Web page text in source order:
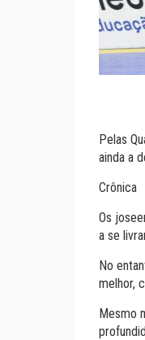
Pelas
ainda a
Crônica
Os
a se
No
melhor,
Mesmo